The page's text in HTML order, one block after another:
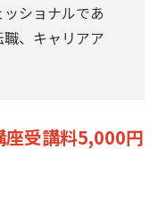
ショナルであ
、キャリアア
座受講料5,000円